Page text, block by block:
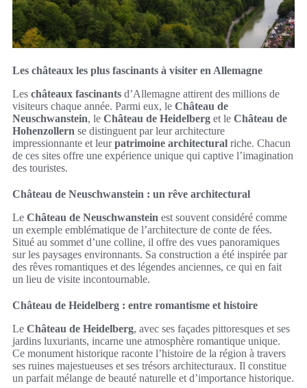
Les châteaux les plus fascinants à visiter en Allemagne
Les châteaux fascinants d’Allemagne attirent des millions de
visiteurs chaque année. Parmi eux, le Château de
Neuschwanstein, le Château de Heidelberg et le Château de
Hohenzollern se distinguent par leur architecture
impressionnante et leurpatrimoine architectural riche. Chacun
de ces sites offre une expérience unique qui captive l’imagination
des touristes.
Château de Neuschwanstein : un rêve architectural
Le Château de Neuschwanstein est souvent considéré comme
un exemple emblématique de l’architecture de conte de fées.
Situé au sommet d’une colline, il offre des vues panoramiques
sur les paysages environnants. Sa construction a été inspirée par
des rêves romantiques et des légendes anciennes, ce qui en fait
un lieu de visite incontournable.
Château de Heidelberg : entre romantisme et histoire
Le Château de Heidelberg, avec ses façades pittoresques et ses
jardins luxuriants, incarne une atmosphère romantique unique.
Ce monument historique raconte l’histoire de la région à travers
ses ruines majestueuses et ses trésors architecturaux. Il constitue
un parfait mélange de beauté naturelle et d’importance historique.